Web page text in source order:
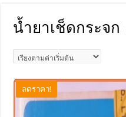
น้ำยาเช็ดกระจก
ลดราคา!